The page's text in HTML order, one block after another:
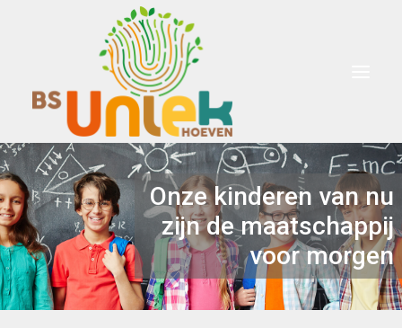
Onderwijs
Voor ouders
Informatie
Winkel
Search
Onze kinderen van nu
zijn de maatschappij
voor morgen